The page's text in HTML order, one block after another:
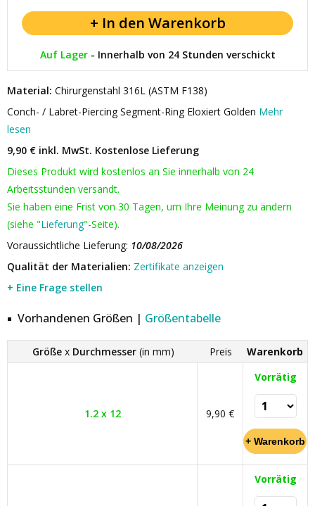
Auf Lager- Innerhalb von 24 Stunden verschickt
Material: Chirurgenstahl 316L (ASTM F138)
Conch- / Labret-Piercing Segment-Ring Eloxiert Golden Mehr
lesen
9,90 € inkl. MwSt. Kostenlose Lieferung
Dieses Produkt wird kostenlos an Sie innerhalb von 24
Arbeitsstunden versandt.
Sie haben eine Frist von 30 Tagen, um Ihre Meinung zu ändern
(siehe "Lieferung"-Seite).
Voraussichtliche Lieferung: 10/08/2026
Qualität der Materialien: Zertifikate anzeigen
+ Eine Frage stellen
Vorhandenen Größen | Größentabelle
Größex Durchmesser(in mm) Preis Warenkorb
1.2 x 12 9,90 €
Vorrätig
Vorrätig